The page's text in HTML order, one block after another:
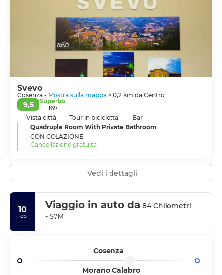
americano. Il museo ha diverse opere d'arte
interessanti; una tappa obbligata per gli amanti
La Chiesa di San Domenico è un'altra fantastica
attrazione turistica che devi visitare a Cosenza. Fu
originariamente fondata nel 1448 e presenta una
combinazione di elementi rinascimentali e medievali
è la caratteristica più attraente della chiesa; gli interni
sono decorati con diverse opere d'arte straordinarie di
artisti importanti.
Svevo
Cosenza - Mostra sulla mappa > 0,2 km da Centro
9,5
Superbo
169
Vista città
Tour in bicicletta
Bar
Quadruple Room With Private Bathroom
CON COLAZIONE
Cancellazione gratuita
Vedi i dettagli
10
feb
Viaggio in auto da 84 Chilometri
- 57M
Cosenza
Morano Calabro